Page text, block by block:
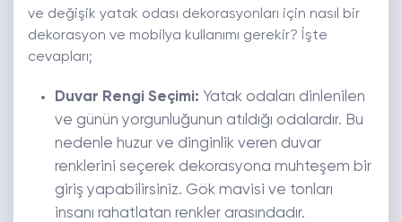
ve değişik yatak odası dekorasyonları için nasıl bir
dekorasyon ve mobilya kullanımı gerekir? İşte
cevapları;
Duvar Rengi Seçimi: Yatak odaları dinlenilen
ve günün yorgunluğunun atıldığı odalardır. Bu
nedenle huzur ve dinginlik veren duvar
renklerini seçerek dekorasyona muhteşem bir
giriş yapabilirsiniz. Gök mavisi ve tonları
insanı rahatlatan renkler arasındadır.